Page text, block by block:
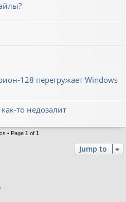
128 перегружает Windows
то недозалит
• Page 1 of 1
Jump to